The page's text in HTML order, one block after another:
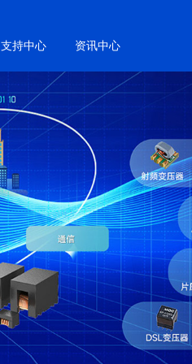
支持中心 资讯中心